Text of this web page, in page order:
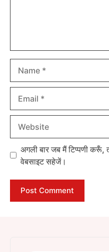
अगली बार जब मैं टिप्पणी करूँ,
वेबसाइट सहेजें।